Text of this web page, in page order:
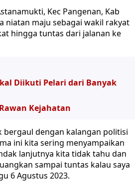
Kec Pangenan, Kab
niatan maju sebagai wakil rakyat
hingga tuntas dari jalanan ke
Diikuti Pelari dari Banyak
Kejahatan
bergaul dengan kalangan politisi
ini kita sering menyampaikan
lanjutnya kita tidak tahu dan
sampai tuntas kalau saya
6 Agustus 2023.